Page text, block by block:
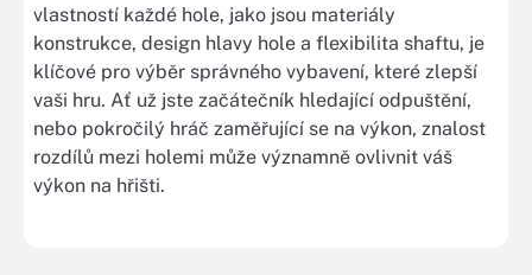
vlastností každé hole, jako jsou materiály
konstrukce, design hlavy hole a flexibilita shaftu, je
klíčové pro výběr správného vybavení, které zlepší
vaši hru. Ať už jste začátečník hledající odpuštění,
nebo pokročilý hráč zaměřující se na výkon, znalost
rozdílů mezi holemi může významně ovlivnit váš
výkon na hřišti.